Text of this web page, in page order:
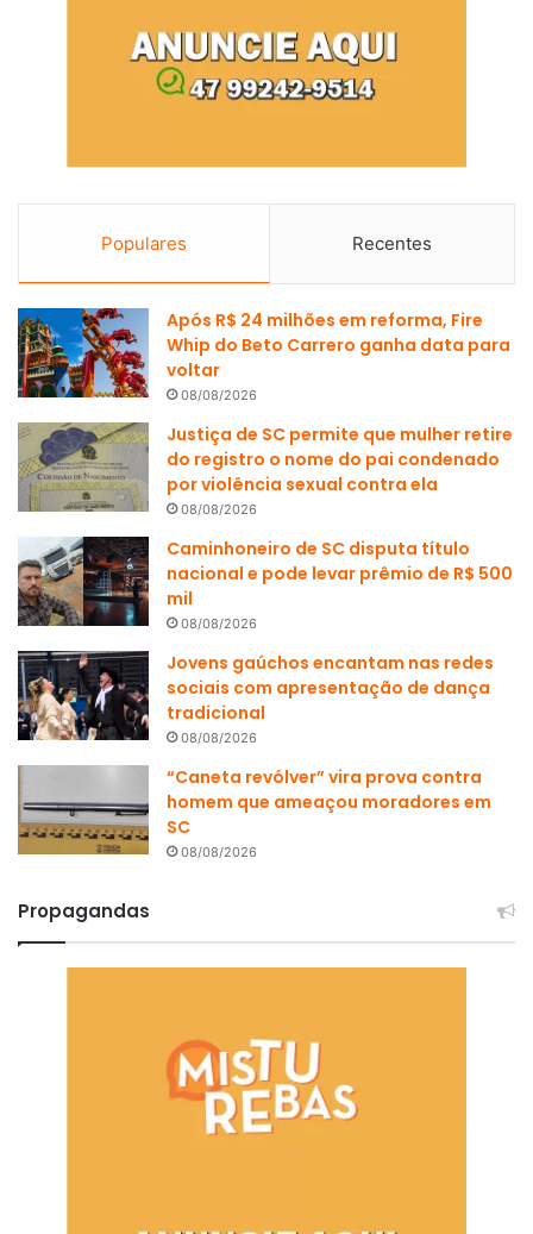
Populares Recentes
Após R$ 24 milhões em reforma, Fire
Whip do Beto Carrero ganha data para
voltar
08/08/2026
Justiça de SC permite que mulher retire
do registro o nome do pai condenado
por violência sexual contra ela
08/08/2026
Caminhoneiro de SC disputa título
nacional e pode levar prêmio de R$ 500
mil
08/08/2026
Jovens gaúchos encantam nas redes
sociais com apresentação de dança
tradicional
08/08/2026
“Caneta revólver” vira prova contra
homem que ameaçou moradores em
SC
08/08/2026
Propagandas